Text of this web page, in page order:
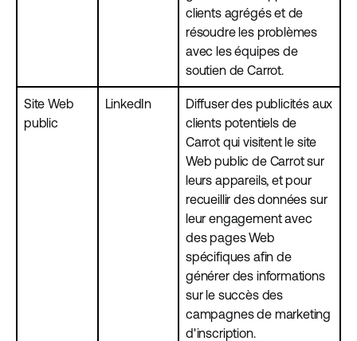
clients agrégés et de
résoudre les problèmes
avec les équipes de
soutien de Carrot.
Site Web
public
LinkedIn
Diffuser des publicités aux
clients potentiels de
Carrot qui visitent le site
Web public de Carrot sur
leurs appareils, et pour
recueillir des données sur
leur engagement avec
des pages Web
spécifiques afin de
générer des informations
sur le succès des
campagnes de marketing
d'inscription.